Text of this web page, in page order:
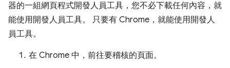
器的一組網頁程式開發人員工具，您不必下載任何內容，就
能使用開發人員工具。 只要有 Chrome，就能使用開發人
員工具。
在 Chrome 中，前往要稽核的頁面。